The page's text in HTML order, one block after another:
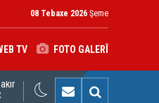
08 Tebaxe 2026 Şeme
TV FOTO GALERÎ
hevparekî girîng e û